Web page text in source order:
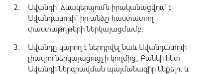
Ավանդի ձևակերպումն իրականացվում է
Ավանդատուի` իր անձը հաստատող
փաստաթղթերի ներկայացմամբ:
Ավանդը կարող է ներդրվել նաև Ավանդատուի
լիազոր ներկայացուցչի կողմից, Բանկի հետ
Ավանդի ներգրավման պայմանագիր կնքելու և